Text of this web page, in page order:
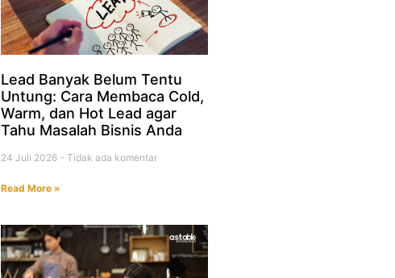
Lead Banyak Belum Tentu
Untung: Cara Membaca Cold,
Warm, dan Hot Lead agar
Tahu Masalah Bisnis Anda
24 Juli 2026 Tidak ada komentar
Read More »